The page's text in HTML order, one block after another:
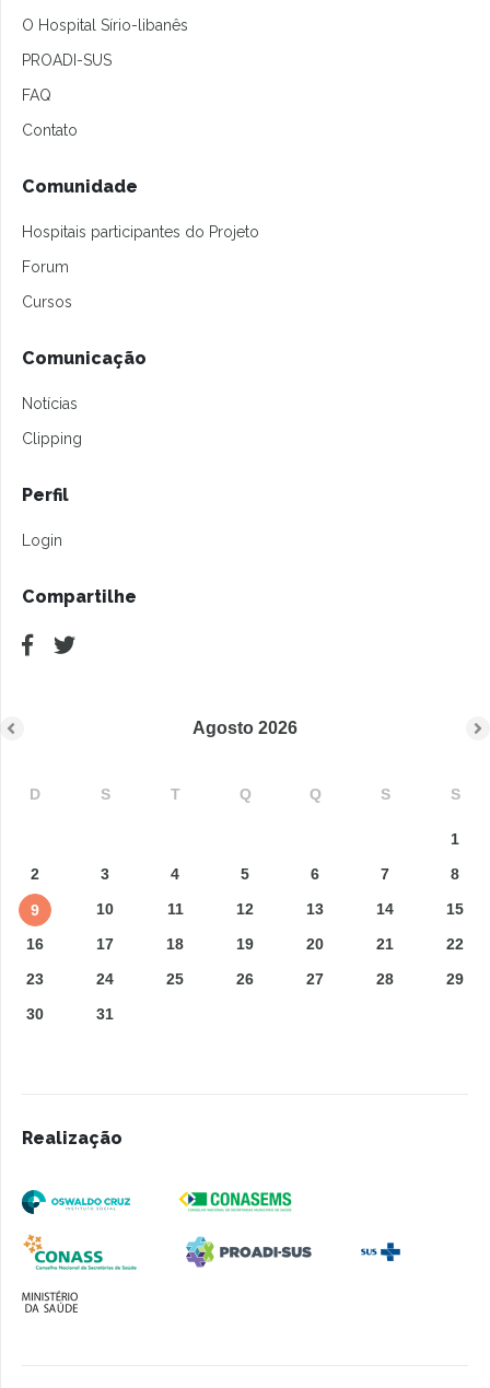
O Hospital Sírio-libanês
PROADI-SUS
FAQ
Contato
Comunidade
Hospitais participantes do Projeto
Forum
Cursos
Comunicação
Notícias
Clipping
Perfil
Login
Compartilhe
Agosto 2026
D S T Q Q S S
1
2
3 4 5 6 7 8
9 10 11 12 13 14
15
16
17 18 19 20 21
22
23
24 25 26 27 28
29
30
31
Realização